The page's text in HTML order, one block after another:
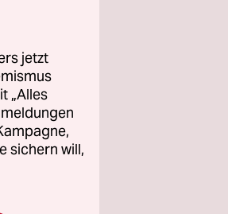
jetzt
„Alles
sichern will,